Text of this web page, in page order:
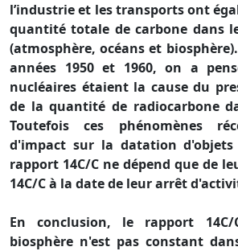
l’industrie et les transports ont
quantité totale de carbone dans
(atmosphère, océans et
années 1950 et 1960, on a
nucléaires étaient la cause du
de la quantité de radiocarbone
Toutefois ces phénomènes
d'impact sur la datation
rapport 14C/C ne dépend que de
14C/C à la date de leur arrêt
En conclusion, le rapport
biosphère n'est pas constant